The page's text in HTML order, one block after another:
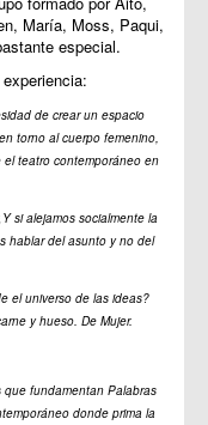
María, Moss, Paqui,
especial.
de crear un espacio
torno al cuerpo femenino,
teatro contemporáneo en
si alejamos socialmente la
hablar del asunto y no del
el universo de las ideas?
y hueso. De Mujer.
que fundamentan Palabras
donde prima la